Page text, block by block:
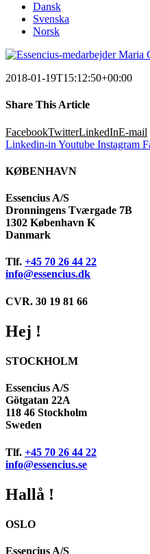
Dansk
Svenska
Norsk
2018-01-19T15:12:50+00:00
Share This Article
FacebookTwitterLinkedInE-mail
Linkedin-in Youtube Instagram
KØBENHAVN
Essencius A/S
Dronningens Tværgade 7B
1302 København K
Danmark
Tlf. +45 70 26 44 22
info@essencius.dk
CVR. 30 19 81 66
Hej !
STOCKHOLM
Essencius A/S
Götgatan 22A
118 46 Stockholm
Sweden
Tlf. +45 70 26 44 22
info@essencius.se
Hallå !
OSLO
Essencius A/S